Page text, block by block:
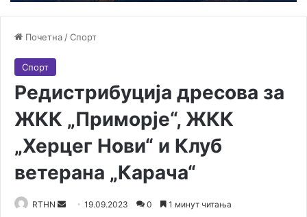
Почетна /Спорт
Спорт
Редистрибуција дресова за
ЖКК „Приморје“, ЖКК
„Херцег Нови“ и Клуб
ветерана „Карача“
RTHN 19.09.2023 0 1 минут читања